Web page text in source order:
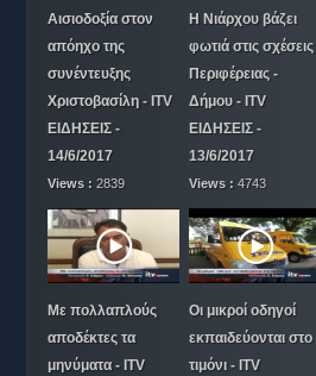
Αισιοδοξία στον
απόηχο της
συνέντευξης
Χριστοβασίλη - ITV
ΕΙΔΗΣΕΙΣ -
14/6/2017
Views : 2839
Η Νιάρχου βάζει
φωτιά στις σχέσεις
Περιφέρειας -
Δήμου - ITV
ΕΙΔΗΣΕΙΣ -
13/6/2017
Views :4743
Με πολλαπλούς
αποδέκτες τα
μηνύματα - ITV
Οι μικροί οδηγοί
εκπαιδεύονται στο
τιμόνι - ITV